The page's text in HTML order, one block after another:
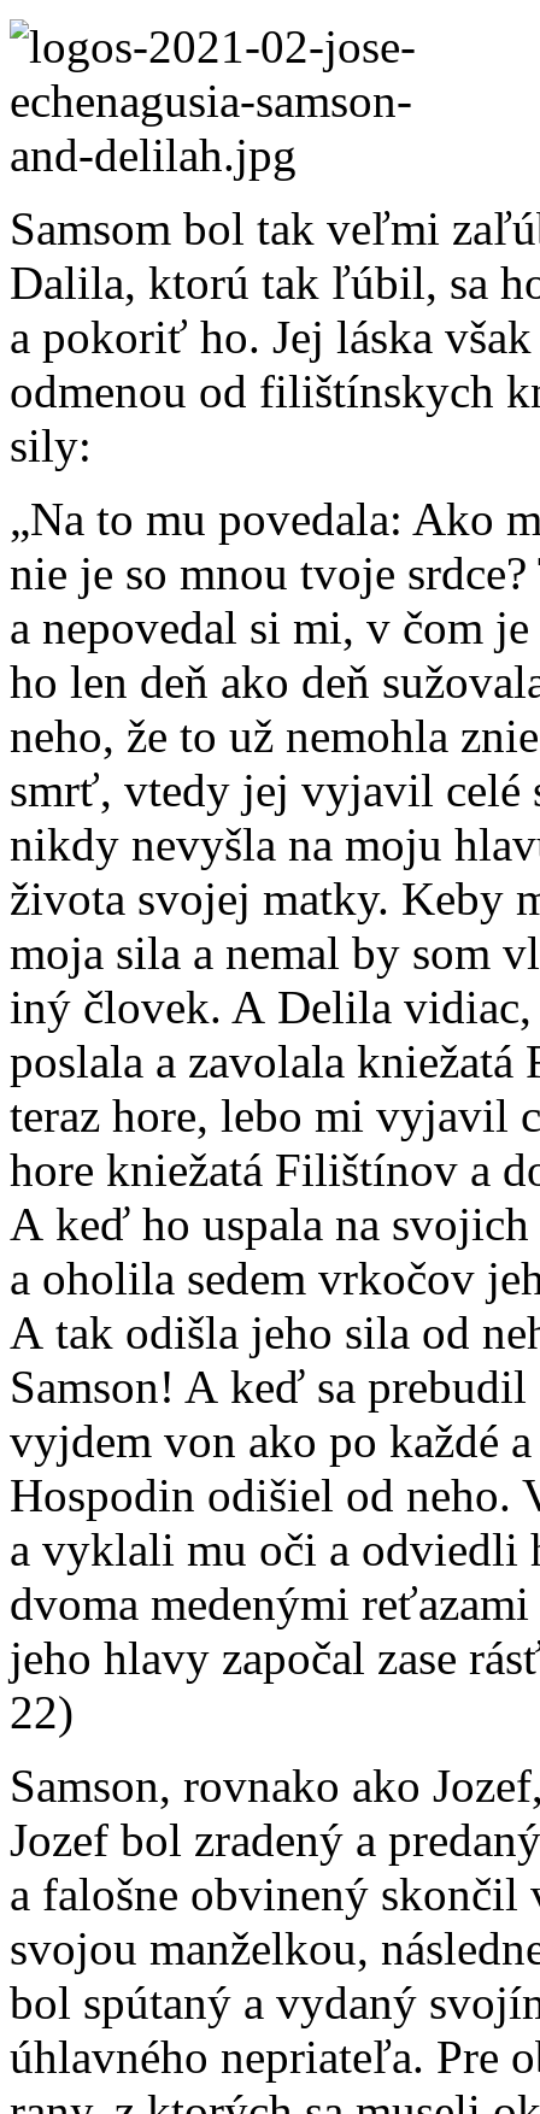
Samsom bol tak veľmi
Dalila, ktorú tak ľúbil, sa
a pokoriť ho. Jej láska
odmenou od filištínskych
sily:
„Na to mu povedala: Ako
nie je so mnou tvoje
a nepovedal si mi, v čom
ho len deň ako deň
neho, že to už nemohla
smrť, vtedy jej vyjavil celé
nikdy nevyšla na moju
života svojej matky. Keby
moja sila a nemal by som
iný človek. A Delila
poslala a zavolala
teraz hore, lebo mi vyjavil
hore kniežatá Filištínov a
A keď ho uspala na
a oholila sedem vrkočov
A tak odišla jeho sila od
Samson! A keď sa
vyjdem von ako po každé
Hospodin odišiel od
a vyklali mu oči a odviedli
dvoma medenými
jeho hlavy započal zase
22)
Samson, rovnako ako
Jozef bol zradený a
a falošne obvinený skončil
svojou manželkou,
bol spútaný a vydaný
úhlavného nepriateľa. Pre